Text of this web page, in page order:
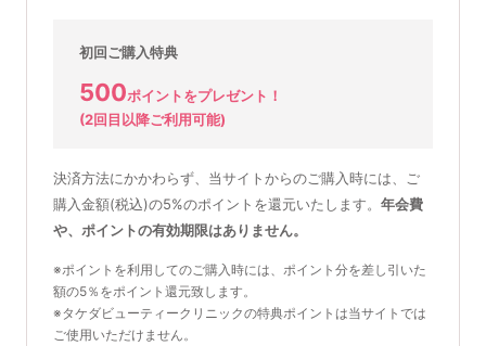
初回ご購入特典
500ポイントをプレゼント！
(2回目以降ご利用可能)
決済方法にかかわらず、当サイトからのご購入時には、ご
購入金額(税込)の5%のポイントを還元いたします。 年会費
や、ポイントの有効期限はありません。
※ポイントを利用してのご購入時には、ポイント分を差し引いた
額の5％をポイント還元致します。
※タケダビューティークリニックの特典ポイントは当サイトでは
ご使用いただけません。